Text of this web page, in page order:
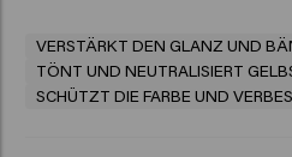
VERSTÄRKT DEN GLANZ UND
TÖNT UND NEUTRALISIERT
SCHÜTZT DIE FARBE UND